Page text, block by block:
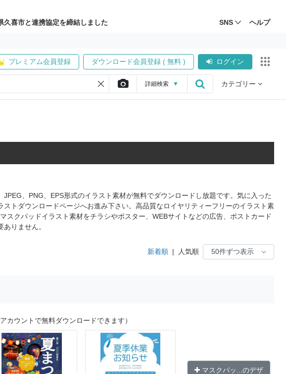
喜市と連携協定を締結しました SNS ヘルプ
プレミアム会員登録 ダウンロード会員登録 ( 無料 ) ログイン
詳細検索 ▼ カテゴリー
、PNG、EPS形式のイラスト素材が無料でダウンロードし放題です。気に入った
トダウンロードページへお進み下さい。高品質なロイヤリティーフリーのイラスト素
クパッドイラスト素材をチラシやポスター、WEBサイトなどの広告、ポストカード
りません。
新着順 | 人気順
アカウントで無料ダウンロードできます）
マスクパッ...のデザ